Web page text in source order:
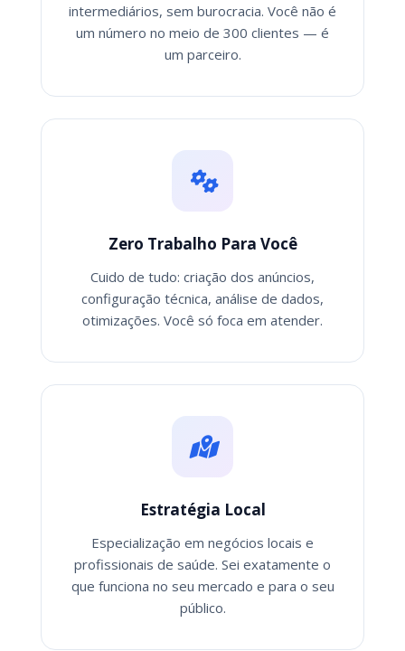
intermediários, sem burocracia. Você não é
um número no meio de 300 clientes — é
um parceiro.
Zero Trabalho Para Você
Cuido de tudo: criação dos anúncios,
configuração técnica, análise de dados,
otimizações. Você só foca em atender.
Estratégia Local
Especialização em negócios locais e
profissionais de saúde. Sei exatamente o
que funciona no seu mercado e para o seu
público.